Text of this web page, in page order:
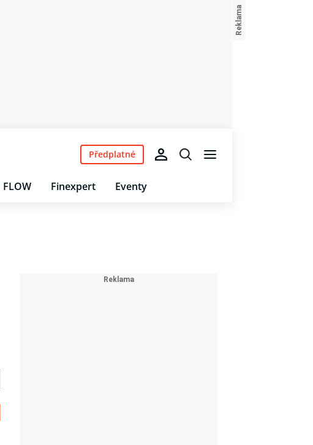
FLOW Finexpert Eventy
Předplatné